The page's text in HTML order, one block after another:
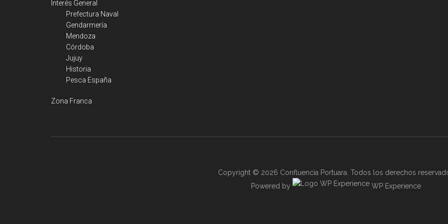
Interés General
Prefectura Naval
Gendarmería
Mendoza
Córdoba
Jujuy
Historia
Pesca España
Zona Franca
Copyright © 2026 Confluencia Portuara. Todos los derechos
Powered by
WP Experience